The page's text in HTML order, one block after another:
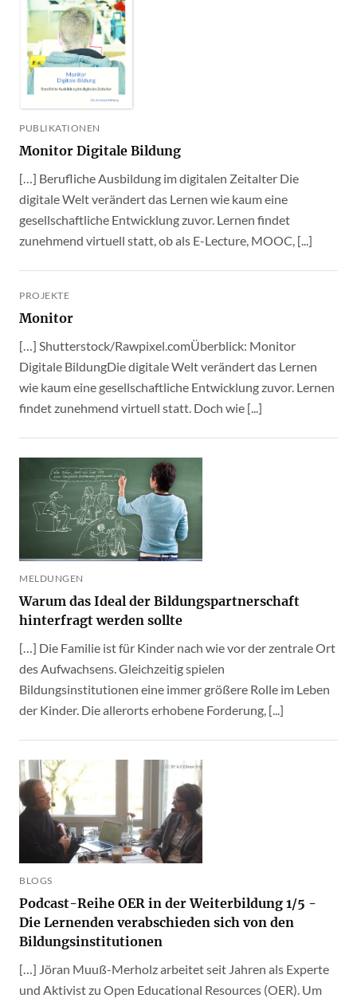
PUBLIKATIONEN
Monitor Digitale Bildung
[…] Berufliche Ausbildung im digitalen Zeitalter Die
digitale Welt verändert das Lernen wie kaum eine
gesellschaftliche Entwicklung zuvor. Lernen findet
zunehmend virtuell statt, ob als E-Lecture, MOOC, [...]
PROJEKTE
Monitor
[…] Shutterstock/Rawpixel.comÜberblick: Monitor
Digitale BildungDie digitale Welt verändert das Lernen
wie kaum eine gesellschaftliche Entwicklung zuvor. Lernen
findet zunehmend virtuell statt. Doch wie [...]
MELDUNGEN
Warum das Ideal der Bildungspartnerschaft
hinterfragt werden sollte
[…] Die Familie ist für Kinder nach wie vor der zentrale Ort
des Aufwachsens. Gleichzeitig spielen
Bildungsinstitutionen eine immer größere Rolle im Leben
der Kinder. Die allerorts erhobene Forderung, [...]
BLOGS
Podcast-Reihe OER in der Weiterbildung 1/5 -
Die Lernenden verabschieden sich von den
Bildungsinstitutionen
[…] Jöran Muuß-Merholz arbeitet seit Jahren als Experte
und Aktivist zu Open Educational Resources (OER). Um